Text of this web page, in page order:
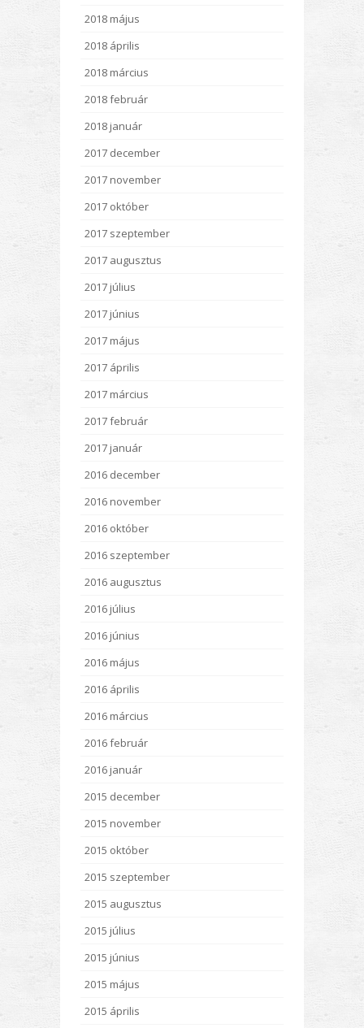
2018 május
2018 április
2018 március
2018 február
2018 január
2017 december
2017 november
2017 október
2017 szeptember
2017 augusztus
2017 július
2017 június
2017 május
2017 április
2017 március
2017 február
2017 január
2016 december
2016 november
2016 október
2016 szeptember
2016 augusztus
2016 július
2016 június
2016 május
2016 április
2016 március
2016 február
2016 január
2015 december
2015 november
2015 október
2015 szeptember
2015 augusztus
2015 július
2015 június
2015 május
2015 április